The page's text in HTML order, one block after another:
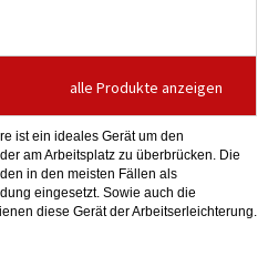
alle Produkte anzeigen
ist ein ideales Gerät um den
am Arbeitsplatz zu überbrücken. Die
in den meisten Fällen als
eingesetzt. Sowie auch die
diese Gerät der Arbeitserleichterung.